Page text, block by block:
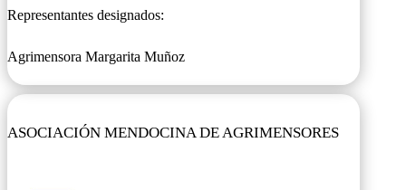
Representantes designados:
Agrimensora Margarita Muñoz
ASOCIACIÓN MENDOCINA DE AGRIMENSORES